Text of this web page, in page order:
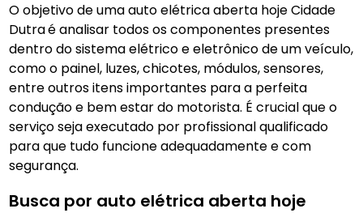
O objetivo de uma auto elétrica aberta hoje Cidade
Dutraé analisar todos os componentes presentes
dentro do sistema elétrico e eletrônico de um veículo,
como o painel, luzes, chicotes, módulos, sensores,
entre outros itens importantes para a perfeita
condução e bem estar do motorista. É crucial que o
serviço seja executado por profissional qualificado
para que tudo funcione adequadamente e com
segurança.
Busca por auto elétrica aberta hoje